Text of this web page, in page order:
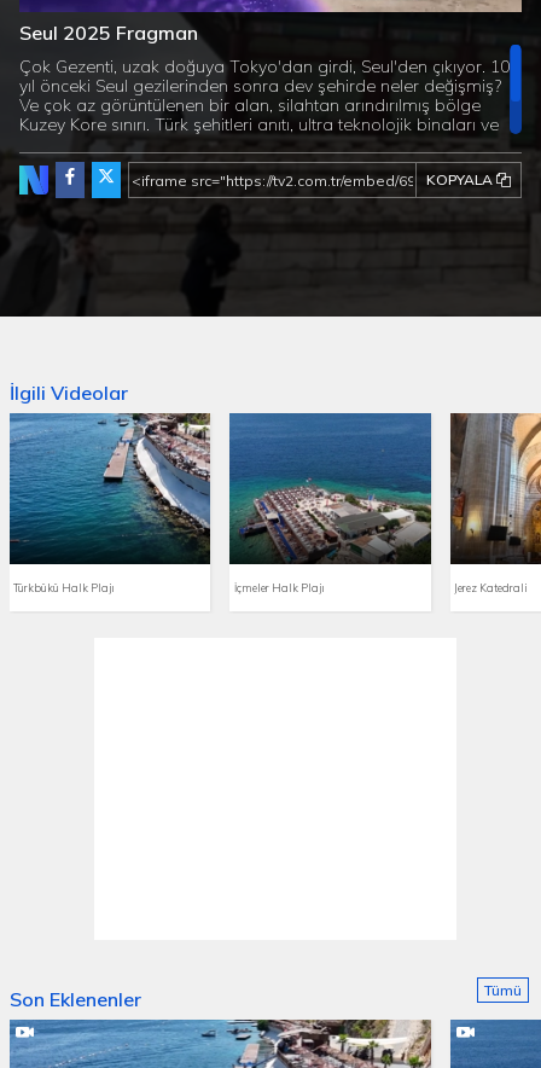
Süre
0%
0%
Seul 2025 Fragman
Çok Gezenti, uzak doğuya Tokyo'dan girdi, Seul'den çıkıyor. 10
yıl önceki Seul gezilerinden sonra dev şehirde neler değişmiş?
Ve çok az görüntülenen bir alan, silahtan arındırılmış bölge
Kuzey Kore sınırı. Türk şehitleri anıtı, ultra teknolojik binaları ve
inanılmaz kalabalık yemek sokakları. Çok Gezenti Seul 2025,
pazar günü tv2'de!
KOPYALA
İlgili Videolar
Türkbükü Halk Plajı İçmeler Halk Plajı Jerez Katedrali
Son Eklenenler Tümü